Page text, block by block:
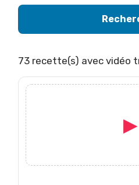
v
é
o
73 recette(s) avec vidéo
▶